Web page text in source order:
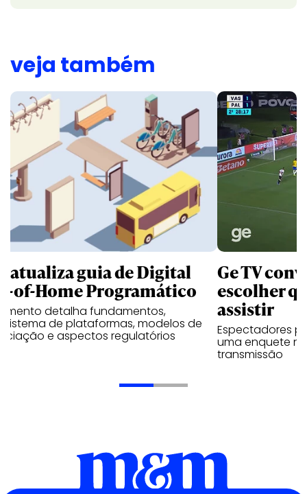
veja também
atualiza guia de Digital
of-Home Programático
detalha fundamentos,
de plataformas, modelos de
e aspectos regulatórios
Ge TV
escolher
assistir
Espectadores
uma enquete
transmissão